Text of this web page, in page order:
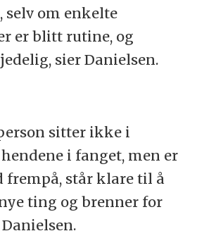
om enkelte
er blitt rutine, og
sier Danielsen.
sitter ikke i
i fanget, men er
står klare til å
ting og brenner for